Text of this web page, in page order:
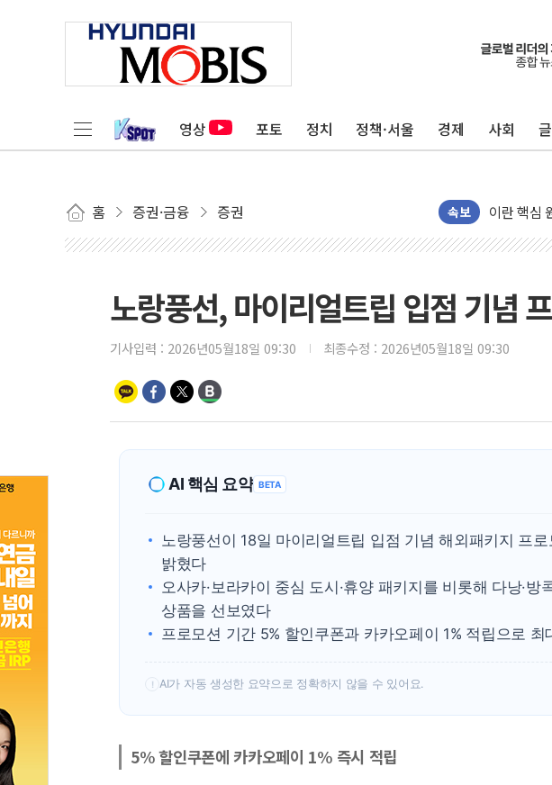
영상 포토 정치 정책·서울 경제 사회
홈 증권·금융 증권 속보
유럽증시,
미 연준
트럼프, 백
美 고용
[AI MY 뉴
[종합] 美
[사진] 이
뉴욕증시
보훈부,
트럼프 "
李 "해남
[사진] 빈
노랑풍선, 마이리얼트립 입점 기념
기사입력 : 2026년05월18일 09:30 최종수정 : 2026년05월18일 09:30
AI 핵심 요약 BETA
노랑풍선이 18일 마이리얼트립 입점 기념 해외패키지 프
밝혔다
오사카·보라카이 중심 도시·휴양 패키지를 비롯해 다낭·방
상품을 선보였다
프로모션 기간 5% 할인쿠폰과 카카오페이 1% 적립으로
! AI가 자동 생성한 요약으로 정확하지 않을 수 있어요.
5% 할인쿠폰에 카카오페이 1% 즉시 적립